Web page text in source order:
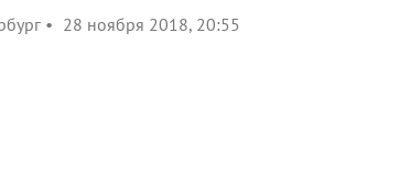
28 ноября 2018, 20:55